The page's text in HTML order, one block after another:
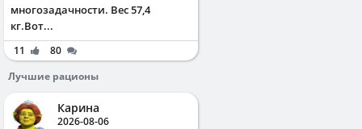
многозадачности. Вес 57,4
кг.Вот...
11
80
Лучшие рационы
Карина
2026-08-06